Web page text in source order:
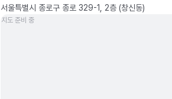
서울특별시 종로구 종로 329-1, 2층 (창신동)
지도 준비 중